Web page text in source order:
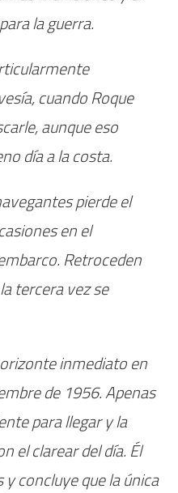
la guerra.
cuando Roque
aunque eso
día a la costa.
pierde el
en el
Retroceden
tercera vez se
inmediato en
de 1956. Apenas
para llegar y la
el clarear del día. Él
concluye que la única